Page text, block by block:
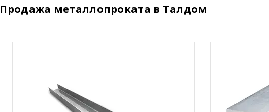
Продажа металлопроката в Талдом